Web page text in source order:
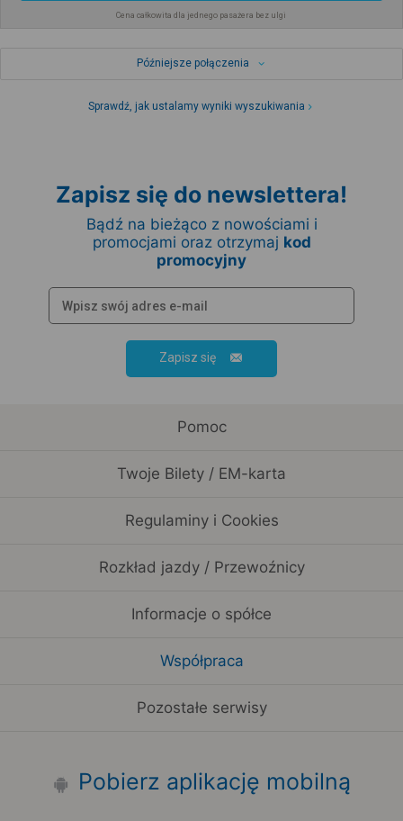
Cena całkowita dla jednego pasażera bez ulgi
Późniejsze połączenia
Sprawdź, jak ustalamy wyniki wyszukiwania
Zapisz się do newslettera!
Bądź na bieżąco z nowościami i
promocjami oraz otrzymaj kod
promocyjny
Zapisz się
Pomoc
Twoje Bilety / EM-karta
Regulaminy i Cookies
Rozkład jazdy / Przewoźnicy
Informacje o spółce
Współpraca
Pozostałe serwisy
Pobierz aplikację mobilną